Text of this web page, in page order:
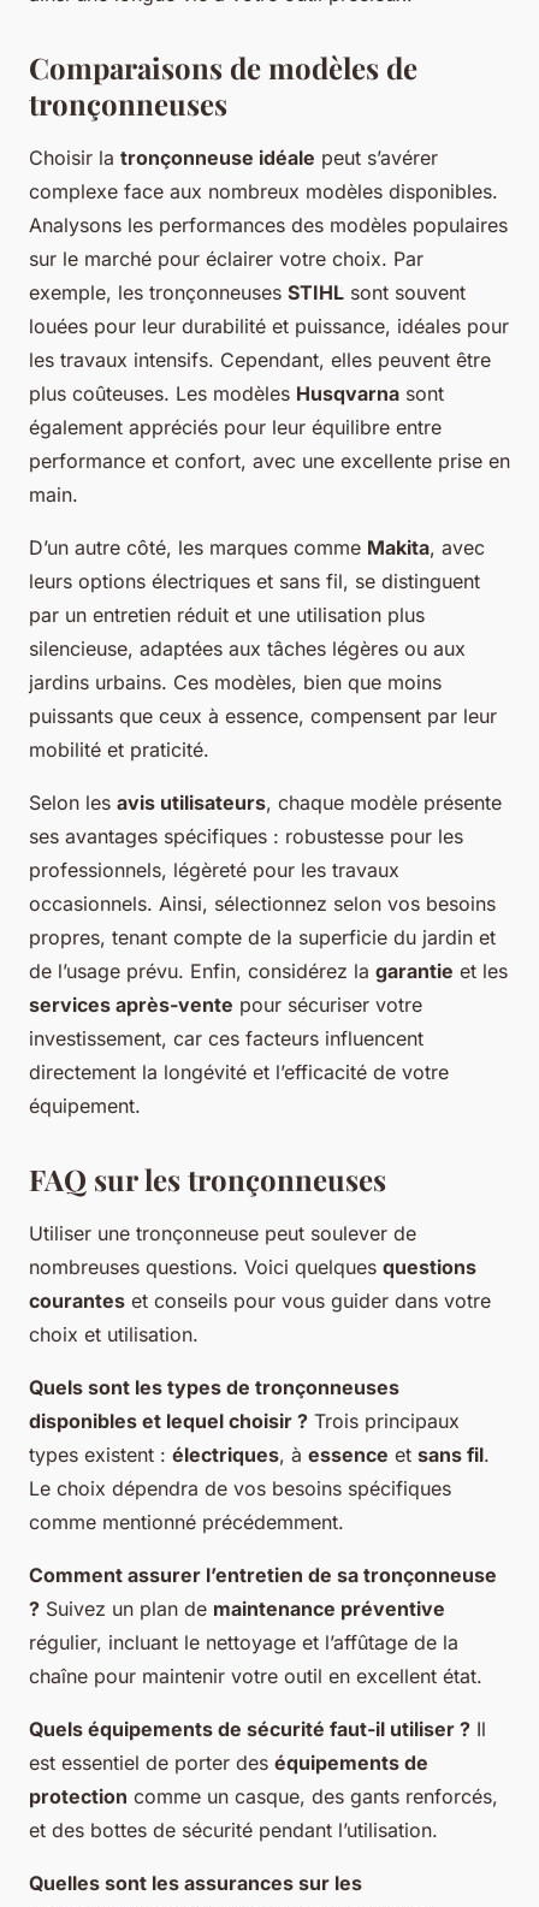
Comparaisons de modèles de
tronçonneuses
Choisir la tronçonneuse idéale peut s’avérer
complexe face aux nombreux modèles disponibles.
Analysons les performances des modèles populaires
sur le marché pour éclairer votre choix. Par
exemple, les tronçonneuses STIHL sont souvent
louées pour leur durabilité et puissance, idéales pour
les travaux intensifs. Cependant, elles peuvent être
plus coûteuses. Les modèles Husqvarna sont
également appréciés pour leur équilibre entre
performance et confort, avec une excellente prise en
main.
D’un autre côté, les marques comme Makita, avec
leurs options électriques et sans fil, se distinguent
par un entretien réduit et une utilisation plus
silencieuse, adaptées aux tâches légères ou aux
jardins urbains. Ces modèles, bien que moins
puissants que ceux à essence, compensent par leur
mobilité et praticité.
Selon les avis utilisateurs, chaque modèle présente
ses avantages spécifiques : robustesse pour les
professionnels, légèreté pour les travaux
occasionnels. Ainsi, sélectionnez selon vos besoins
propres, tenant compte de la superficie du jardin et
de l’usage prévu. Enfin, considérez la garantie et les
services après-vente pour sécuriser votre
investissement, car ces facteurs influencent
directement la longévité et l’efficacité de votre
équipement.
FAQ sur les tronçonneuses
Utiliser une tronçonneuse peut soulever de
nombreuses questions. Voici quelques questions
courantes et conseils pour vous guider dans votre
choix et utilisation.
Quels sont les types de tronçonneuses
disponibles et lequel choisir ? Trois principaux
types existent : électriques, à essence et sans fil.
Le choix dépendra de vos besoins spécifiques
comme mentionné précédemment.
Comment assurer l’entretien de sa tronçonneuse
? Suivez un plan de maintenance préventive
régulier, incluant le nettoyage et l’affûtage de la
chaîne pour maintenir votre outil en excellent état.
Quels équipements de sécurité faut-il utiliser ? Il
est essentiel de porter des équipements de
protection comme un casque, des gants renforcés,
et des bottes de sécurité pendant l’utilisation.
Quelles sont les assurances sur les